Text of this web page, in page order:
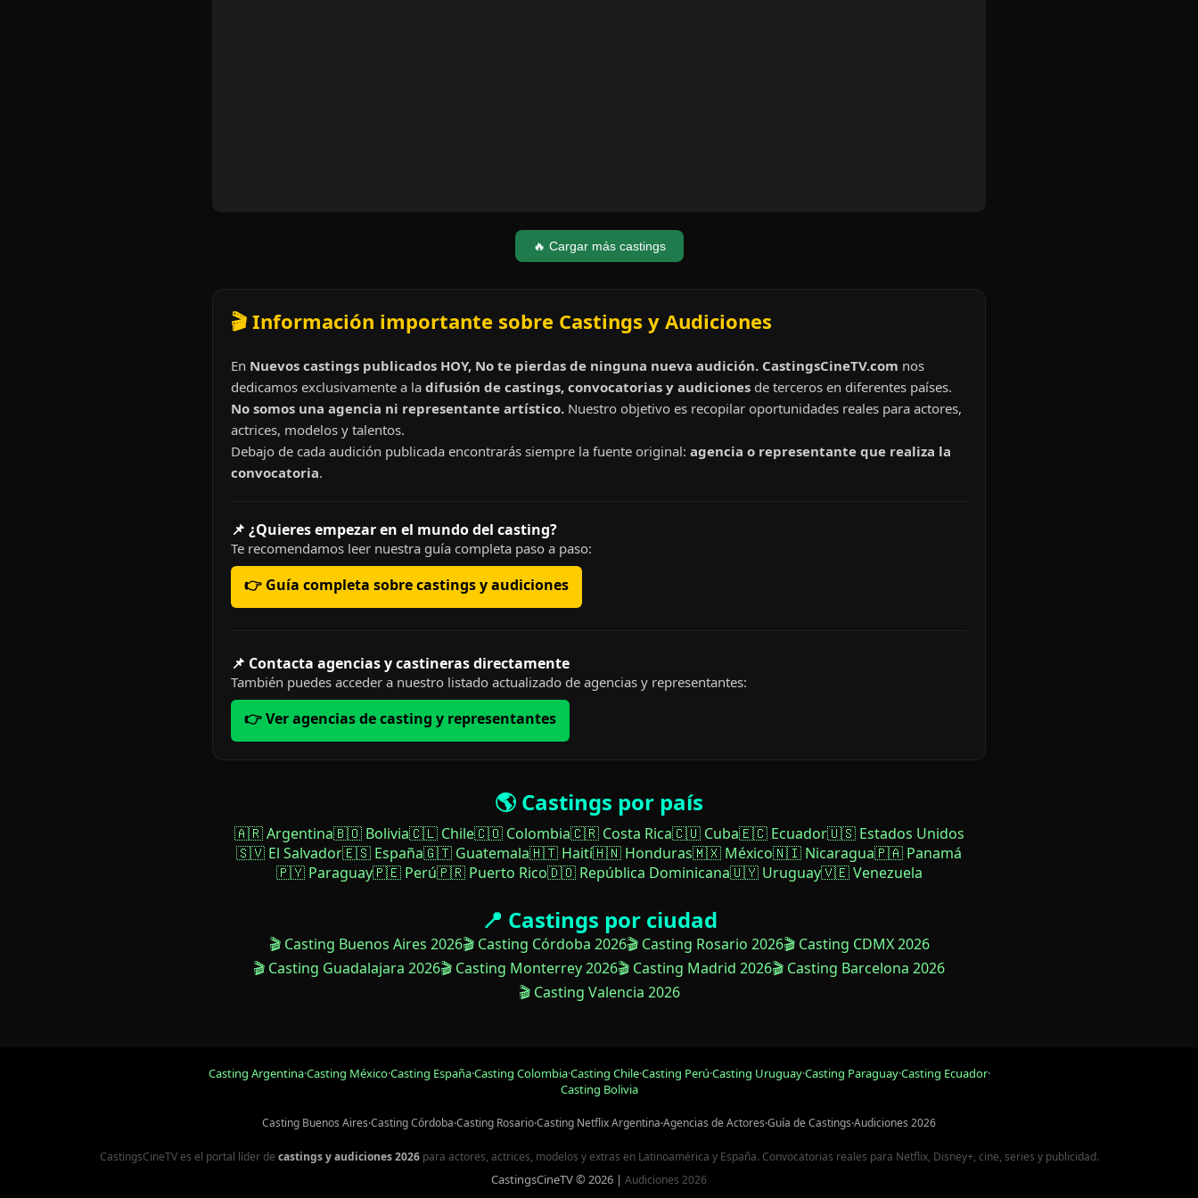
🔥 Cargar más castings
🎬 Información importante sobre Castings y Audiciones
En Nuevos castings publicados HOY, No te pierdas de ninguna nueva audición. CastingsCineTV.com nos
dedicamos exclusivamente a la difusión de castings, convocatorias y audiciones de terceros en diferentes países.
No somos una agencia ni representante artístico. Nuestro objetivo es recopilar oportunidades reales para actores,
actrices, modelos y talentos.
Debajo de cada audición publicada encontrarás siempre la fuente original: agencia o representante que realiza la
convocatoria.
📌 ¿Quieres empezar en el mundo del casting?
Te recomendamos leer nuestra guía completa paso a paso:
👉 Guía completa sobre castings y audiciones
📌 Contacta agencias y castineras directamente
También puedes acceder a nuestro listado actualizado de agencias y representantes:
👉 Ver agencias de casting y representantes
🌎 Castings por país
🇦🇷 Argentina🇧🇴 Bolivia🇨🇱 Chile🇨🇴 Colombia🇨🇷 Costa Rica🇨🇺 Cuba🇪🇨 Ecuador🇺🇸 Estados Unidos
🇸🇻 El Salvador🇪🇸 España🇬🇹 Guatemala🇭🇹 Haití🇭🇳 Honduras🇲🇽 México🇳🇮 Nicaragua🇵🇦 Panamá
🇵🇾 Paraguay🇵🇪 Perú🇵🇷 Puerto Rico🇩🇴 República Dominicana🇺🇾 Uruguay🇻🇪 Venezuela
📍 Castings por ciudad
🎬 Casting Buenos Aires 2026🎬 Casting Córdoba 2026🎬 Casting Rosario 2026🎬 Casting CDMX 2026
🎬 Casting Guadalajara 2026🎬 Casting Monterrey 2026🎬 Casting Madrid 2026🎬 Casting Barcelona 2026
🎬 Casting Valencia 2026
Casting Argentina·Casting México·Casting España·Casting Colombia·Casting Chile·Casting Perú·Casting Uruguay·Casting Paraguay·Casting Ecuador·
Casting Bolivia
Casting Buenos Aires·Casting Córdoba·Casting Rosario·Casting Netflix Argentina·Agencias de Actores·Guía de Castings·Audiciones 2026
CastingsCineTV es el portal líder de castings y audiciones 2026para actores, actrices, modelos y extras en Latinoamérica y España. Convocatorias reales para Netflix, Disney+, cine, series y publicidad.
CastingsCineTV © 2026 | Audiciones 2026